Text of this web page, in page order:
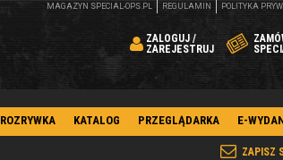
ZALOGUJ /
ZAREJESTRUJ
MAGAZYN SPECIAL-OPS.PL REGULAMIN POLITYKA
ROZRYWKA KATALOG PRZEGLĄDARKA E-
ZAPISZ